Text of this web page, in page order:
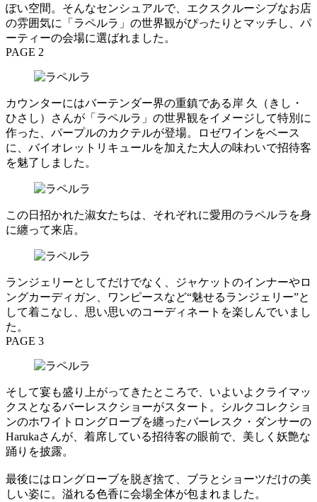
ぽい空間。そんなセンシュアルで、エクスクルーシブなお店
の雰囲気に「ラペルラ」の世界観がぴったりとマッチし、パ
ーティーの会場に選ばれました。
PAGE 2
カウンターにはバーテンダー界の重鎮である岸 久（きし・
ひさし）さんが「ラペルラ」の世界観をイメージして特別に
作った、パープルのカクテルが登場。ロゼワインをベース
に、バイオレットリキュールを加えた大人の味わいで招待客
を魅了しました。
この日招かれた淑女たちは、それぞれに愛用のラペルラを身
に纏って来店。
ランジェリーとしてだけでなく、ジャケットのインナーやロ
ングカーディガン、ワンピースなど“魅せるランジェリー”と
して着こなし、思い思いのコーディネートを楽しんでいまし
た。
PAGE 3
そして宴も盛り上がってきたところで、いよいよクライマッ
クスとなるバーレスクショーがスタート。シルクコレクショ
ンのホワイトロングローブを纏ったバーレスク・ダンサーの
Harukaさんが、着席している招待客の眼前で、美しく妖艶な
踊りを披露。
最後にはロングローブを脱ぎ捨て、ブラとショーツだけの美
しい姿に。溢れる色香に会場全体が包まれました。